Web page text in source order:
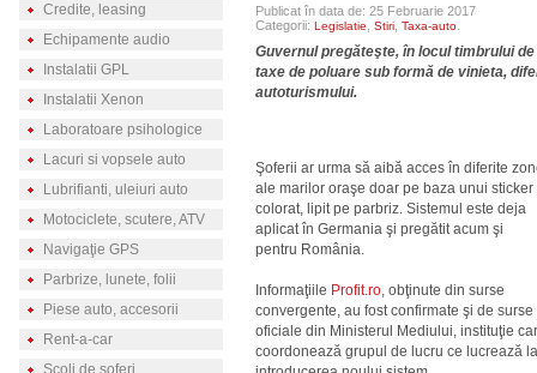
Credite, leasing
Echipamente audio
Instalatii GPL
Instalatii Xenon
Laboratoare psihologice
Lacuri si vopsele auto
Lubrifianti, uleiuri auto
Motociclete, scutere, ATV
Navigaţie GPS
Parbrize, lunete, folii
Piese auto, accesorii
Rent-a-car
Scoli de soferi
Publicat în data de: 25 Februarie 2017
Categorii: Legislatie Stiri Taxa-auto
Guvernul pregăteşte, în locul timbrului
taxe de poluare sub formă de vinieta,
autoturismului.
Şoferii ar urma să aibă acces în diferite
ale marilor oraşe doar pe baza unui sticker
colorat, lipit pe parbriz. Sistemul este deja
aplicat în Germania şi pregătit acum şi
pentru România.
Informaţiile Profit.ro, obţinute din surse
convergente, au fost confirmate şi de surse
oficiale din Ministerul Mediului, instituţie
coordonează grupul de lucru ce lucrează la